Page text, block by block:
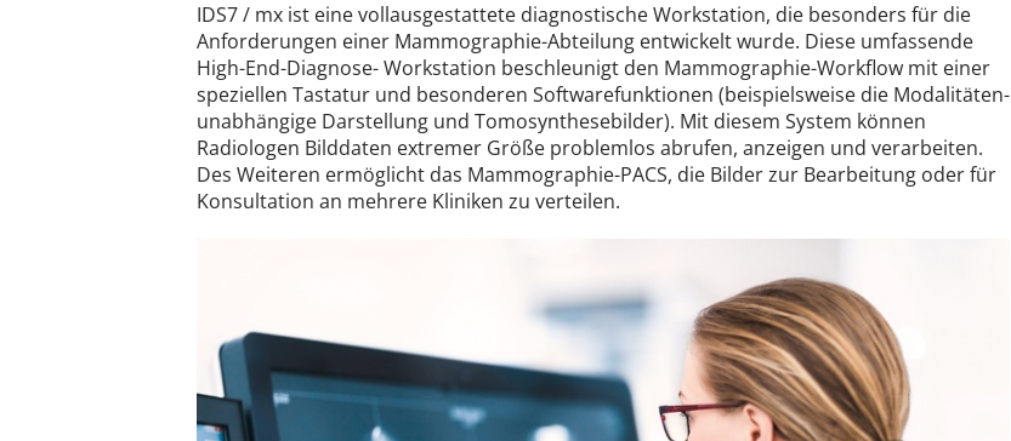
IDS7 / mx ist eine vollausgestattete diagnostische Workstation, die besonders für die
Anforderungen einer Mammographie-Abteilung entwickelt wurde. Diese umfassende
High-End-Diagnose- Workstation beschleunigt den Mammographie-Workflow mit einer
speziellen Tastatur und besonderen Softwarefunktionen (beispielsweise die Modalitäten-
unabhängige Darstellung und Tomosynthesebilder). Mit diesem System können
Radiologen Bilddaten extremer Größe problemlos abrufen, anzeigen und verarbeiten.
Des Weiteren ermöglicht das Mammographie-PACS, die Bilder zur Bearbeitung oder für
Konsultation an mehrere Kliniken zu verteilen.